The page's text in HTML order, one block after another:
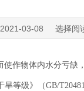
2021-03-08 选择阅
物体内水分亏缺
等级》（GB/